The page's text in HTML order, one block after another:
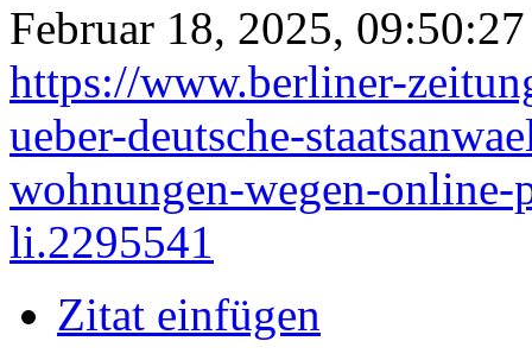
Februar 18, 2025, 09:50:27
https://www.berliner-
ueber-deutsche-
wohnungen-wegen-
li.2295541
Zitat einfügen